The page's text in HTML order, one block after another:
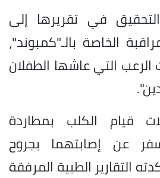
في تقريرها إلى
الخاصة بالـ"كمبوند"،
التي عاشها الطفلان
قيام الكلب بمطاردة
عن إصابتهما بجروح
التقارير الطبية المرفقة